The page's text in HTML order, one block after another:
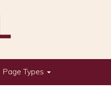
Page Types